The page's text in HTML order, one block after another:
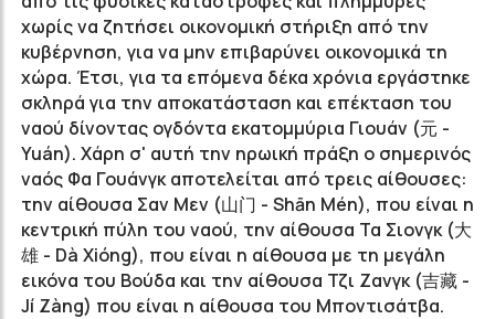
χωρίς να ζητήσει οικονομική στήριξη από την
κυβέρνηση, για να μην επιβαρύνει οικονομικά τη
χώρα. Έτσι, για τα επόμενα δέκα χρόνια εργάστηκε
σκληρά για την αποκατάσταση και επέκταση του
ναού δίνοντας ογδόντα εκατομμύρια Γιουάν (元 -
Yuán). Χάρη σ' αυτή την ηρωική πράξη ο σημερινός
ναός Φα Γουάνγκ αποτελείται από τρεις αίθουσες:
την αίθουσα Σαν Μεν (山门 - Shān Mén), που είναι η
κεντρική πύλη του ναού, την αίθουσα Τα Σιονγκ (大
雄 - Dà Xióng), που είναι η αίθουσα με τη μεγάλη
εικόνα του Βούδα και την αίθουσα Τζι Ζανγκ (吉藏 -
Jí Zàng) που είναι η αίθουσα του Μποντισάτβα.